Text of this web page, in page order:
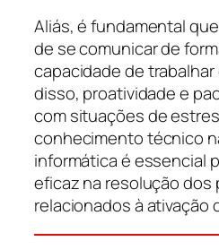
Aliás, é fundamental
de se comunicar de
capacidade de
disso, proatividade e
com situações de
conhecimento técnico
informática é essencial
eficaz na resolução dos
relacionados à ativação